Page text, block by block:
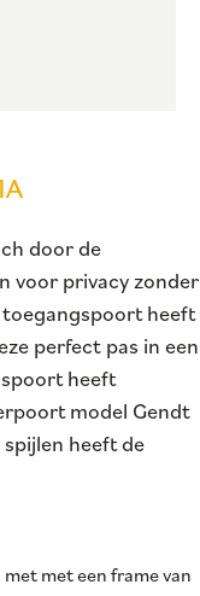
door de
voor privacy zonder
heeft
perfect pas in een
heeft
model Gendt
heeft de
met een frame van